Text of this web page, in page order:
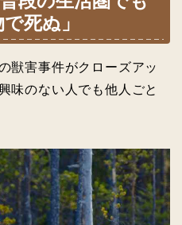
死ぬ」
獣害事件がクローズアッ
味のない人でも他人ごと